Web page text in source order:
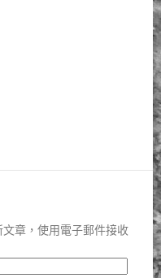
章，使用電子郵件接收